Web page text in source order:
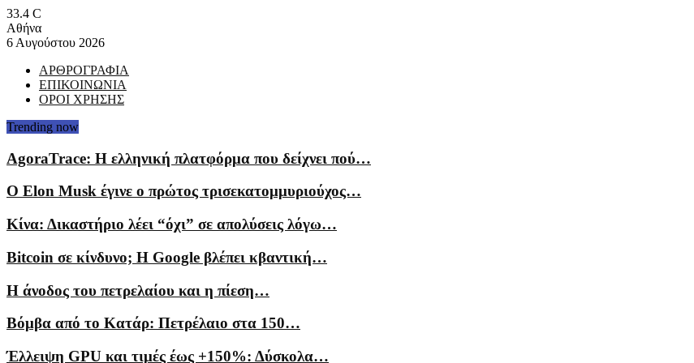
33.4 C
Αθήνα
6 Αυγούστου 2026
ΑΡΘΡΟΓΡΑΦΙΑ
ΕΠΙΚΟΙΝΩΝΙΑ
ΟΡΟΙ ΧΡΗΣΗΣ
Trending now
AgoraTrace: Η ελληνική πλατφόρμα που δείχνει πού…
Ο Elon Musk έγινε ο πρώτος τρισεκατομμυριούχος…
Κίνα: Δικαστήριο λέει “όχι” σε απολύσεις λόγω…
Bitcoin σε κίνδυνο; Η Google βλέπει κβαντική…
Η άνοδος του πετρελαίου και η πίεση…
Βόμβα από το Κατάρ: Πετρέλαιο στα 150…
Έλλειψη GPU και τιμές έως +150%: Δύσκολα…